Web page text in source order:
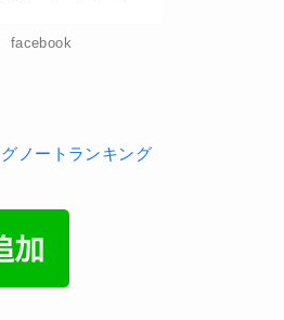
facebook
ノートランキング